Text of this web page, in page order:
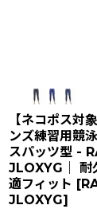
【ネコポス対
ンズ練習用競
スパッツ型 -
JLOXYG｜ 耐
適フィット [
JLOXYG]